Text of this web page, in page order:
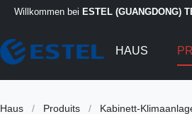
Willkommen bei ESTEL (GUANGDONG)
HAUS
Haus / Produits / Kabinett-